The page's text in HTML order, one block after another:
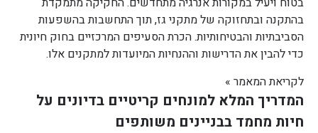
בהתקנה ובתחזוקה של מתקני גז, תוך התחשבות בהשפעות
הסביבתיות והבטיחותיות. הכרת הסעיפים המרכזיים בחוק חיונית
כדי להבין את הדרישות וההנחיות המיועדות למתקנים אלו.
לקריאת המאמר »
המדריך המלא למונחים קריטיים בדיונים על
חיות מחמד בבניינים משותפים